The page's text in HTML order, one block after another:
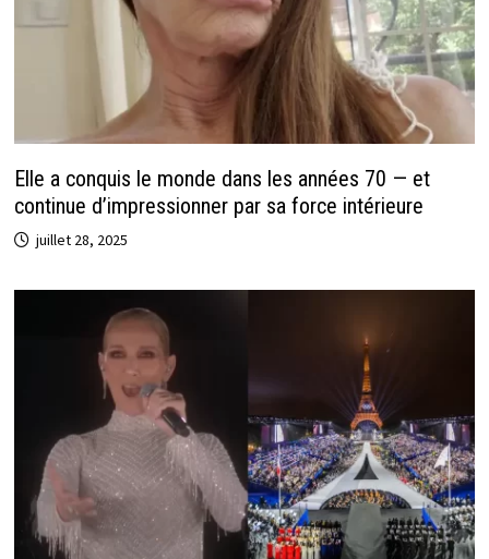
Elle a conquis le monde dans les années 70 — et
continue d’impressionner par sa force intérieure
juillet 28, 2025